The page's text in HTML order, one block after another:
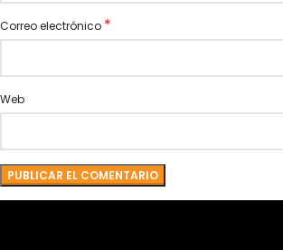
Correo electrónico *
Web